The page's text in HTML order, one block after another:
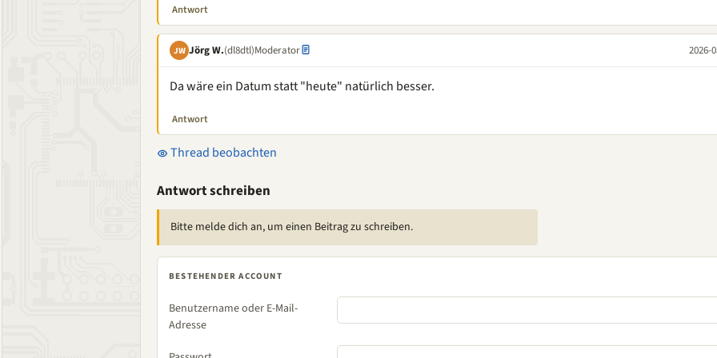
Antwort
JW Jörg W.(dl8dtl)Moderator 2026-
Da wäre ein Datum statt "heute" natürlich besser.
Antwort
Thread beobachten
Antwort schreiben
Bitte melde dich an, um einen Beitrag zu schreiben.
BESTEHENDER ACCOUNT
Benutzername oder E-Mail-
Adresse